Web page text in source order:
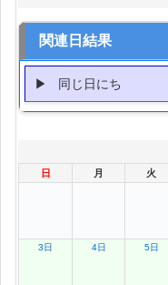
関連日結果
同じ日にち
日 月 火
3日 4日 5日